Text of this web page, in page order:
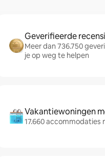
Geverifieerde
Meer dan 736.750
je op weg te helpen
Vakantiewoningen
17.660 accommodaties